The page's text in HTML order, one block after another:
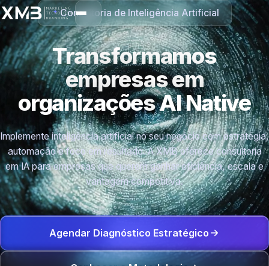
Consultoria de Inteligência Artificial
Transformamos
empresas em
organizaçõesAI Native
Implemente inteligência artificial no seu negócio com estratégia,
automação e foco em resultado. A XMB oferece consultoria
em IA para empresas que querem ganhar eficiência, escala e
vantagem competitiva.
Agendar Diagnóstico Estratégico